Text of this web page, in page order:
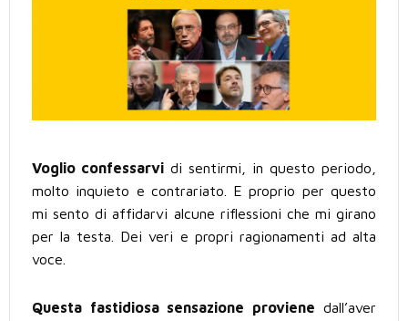
Voglio confessarvi di sentirmi, in questo periodo,
molto inquieto e contrariato. E proprio per questo
mi sento di affidarvi alcune riflessioni che mi girano
per la testa. Dei veri e propri ragionamenti ad alta
voce.
Questa fastidiosa sensazione proviene dall’aver